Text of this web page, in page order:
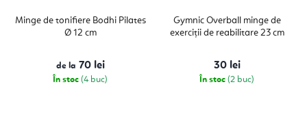
Minge de tonifiere Bodhi Pilates
Ø 12 cm
de la 70 lei
În stoc (4 buc)
Gymnic Overball minge de
exerciții de reabilitare 23 cm
30 lei
În stoc (2 buc)